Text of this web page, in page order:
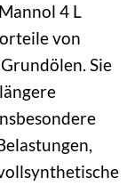
4 L
von
Sie